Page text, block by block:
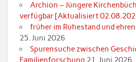
Archion – Jüngere
verfügbar [Aktualisiert
früher im Ruhestand und
25. Juni 2026
Spurensuche zwischen